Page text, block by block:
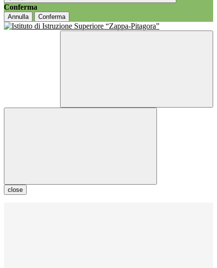
Conferma
Annulla Conferma
close